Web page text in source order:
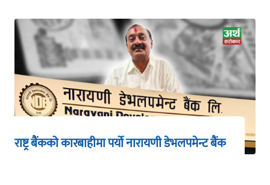
राष्ट्र बैंकको कारबाहीमा पर्यो नारायणी डेभलपमेन्ट बैंक